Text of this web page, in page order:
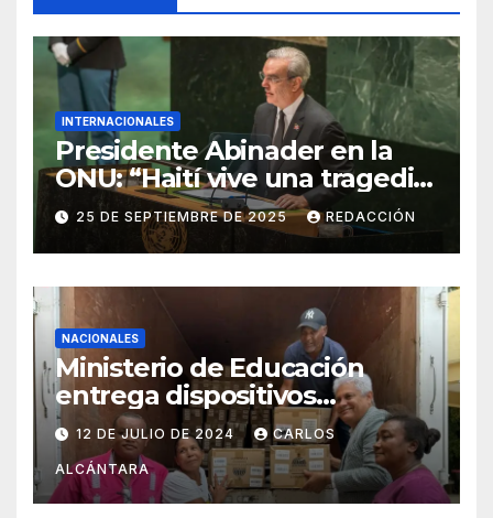
INTERNACIONALES
Presidente Abinader en la
ONU: “Haití vive una tragedia
humana sin precedentes”
25 DE SEPTIEMBRE DE 2025 REDACCIÓN
NACIONALES
Ministerio de Educación
entrega dispositivos
electrónicos al Distrito15-05
12 DE JULIO DE 2024 CARLOS
ALCÁNTARA